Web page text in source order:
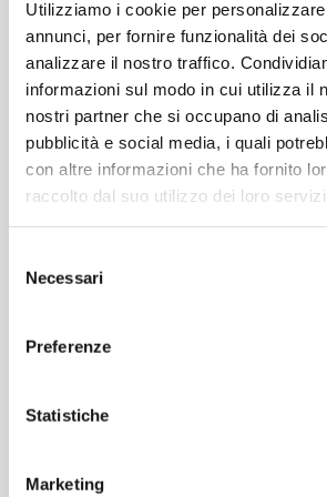
Utilizziamo i cookie per
annunci, per fornire funzionalità dei
analizzare il nostro traffico.
informazioni sul modo in cui utilizza il
nostri partner che si occupano di
pubblicità e social media, i quali
con altre informazioni che ha fornito
raccolto dal suo utilizzo dei loro servizi.
delNecessari
Preferenze
Statistiche
Marketing
€27,50
-
Trasformatore
per
PCB
30W
da
circuito
o
quantità
+
Aggiungi
Trasformatore per PCB
€